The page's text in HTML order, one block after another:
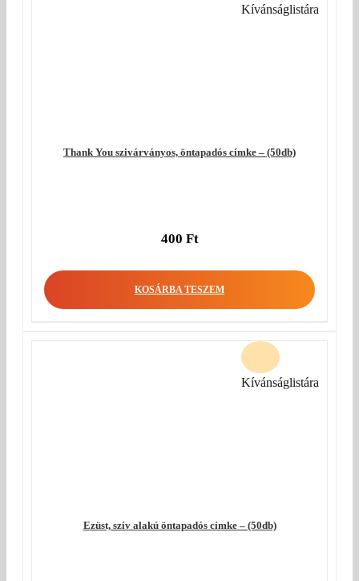
Thank You szivárványos, öntapadós címke – (50db)
400 Ft
KOSÁRBA TESZEM
Kívánságlistára
Ezüst, szív alakú öntapadós címke – (50db)
Kívánságlistára